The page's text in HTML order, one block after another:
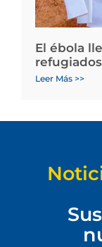
El ébola
Leer Más >>